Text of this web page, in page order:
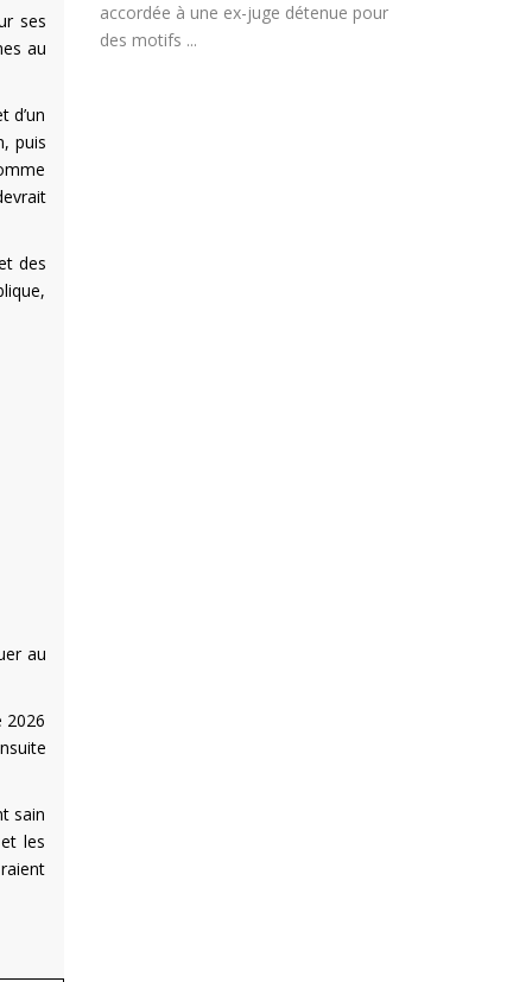
ses
au
d’un
puis
des
au
2026
sain
les
accordée à une ex-juge détenue pour
des motifs ...